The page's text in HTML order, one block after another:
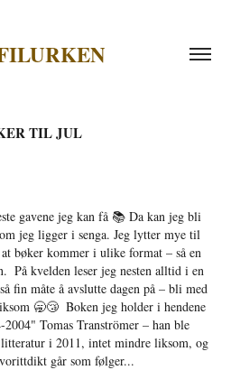
TIL JUL
gavene jeg kan få 📚 Da kan jeg bli
jeg ligger i senga. Jeg lytter mye til
bøker kommer i ulike format – så en
På kvelden leser jeg nesten alltid i en
fin måte å avslutte dagen på – bli med
🥱😴 ⁠ Boken jeg holder i hendene
Tomas Tranströmer – han ble
i 2011, intet mindre liksom, og
går som følger...